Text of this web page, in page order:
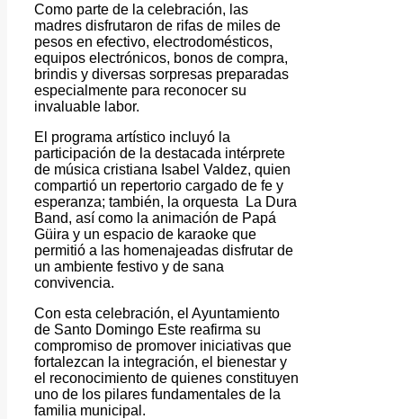
Como parte de la celebración, las
madres disfrutaron de rifas de miles de
pesos en efectivo, electrodomésticos,
equipos electrónicos, bonos de compra,
brindis y diversas sorpresas preparadas
especialmente para reconocer su
invaluable labor.
El programa artístico incluyó la
participación de la destacada intérprete
de música cristiana Isabel Valdez, quien
compartió un repertorio cargado de fe y
esperanza; también, la orquesta La Dura
Band, así como la animación de Papá
Güira y un espacio de karaoke que
permitió a las homenajeadas disfrutar de
un ambiente festivo y de sana
convivencia.
Con esta celebración, el Ayuntamiento
de Santo Domingo Este reafirma su
compromiso de promover iniciativas que
fortalezcan la integración, el bienestar y
el reconocimiento de quienes constituyen
uno de los pilares fundamentales de la
familia municipal.